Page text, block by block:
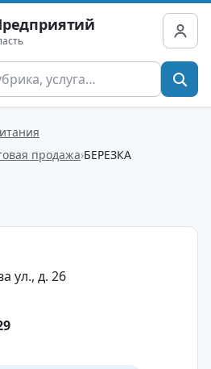
продажа БЕРЕЗКА
ул., д. 26